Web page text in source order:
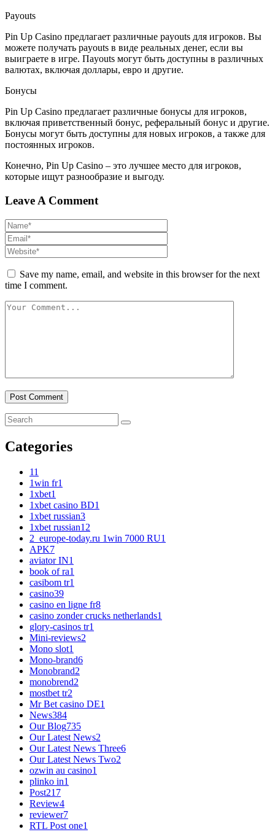
Payouts
Pin Up Casino предлагает различные payouts для игроков. Вы
можете получать payouts в виде реальных денег, если вы
выиграете в игре. Пayouts могут быть доступны в различных
валютах, включая доллары, евро и другие.
Бонусы
Pin Up Casino предлагает различные бонусы для игроков,
включая приветственный бонус, реферальный бонус и другие.
Бонусы могут быть доступны для новых игроков, а также для
постоянных игроков.
Конечно, Pin Up Casino – это лучшее место для игроков,
которые ищут разнообразие и выгоду.
Leave A Comment
Save my name, email, and website in this browser for the next
time I comment.
Categories
11
1win fr1
1xbet1
1xbet casino BD1
1xbet russian3
1xbet russian12
2_europe-today.ru 1win 7000 RU1
APK7
aviator IN1
book of ra1
casibom tr1
casino39
casino en ligne fr8
casino zonder crucks netherlands1
glory-casinos tr1
Mini-reviews2
Mono slot1
Mono-brand6
Monobrand2
monobrend2
mostbet tr2
Mr Bet casino DE1
News384
Our Blog735
Our Latest News2
Our Latest News Three6
Our Latest News Two2
ozwin au casino1
plinko in1
Post217
Review4
reviewer7
RTL Post one1